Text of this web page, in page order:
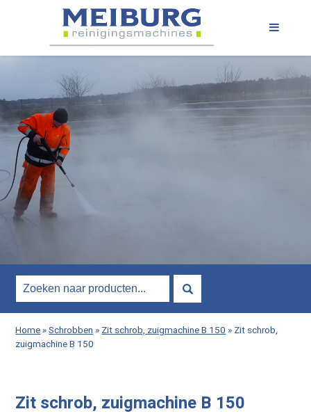
Home»Schrobben»Zit schrob, zuigmachine B 150» Zit schrob,
zuigmachine B 150
Zit schrob, zuigmachine B 150